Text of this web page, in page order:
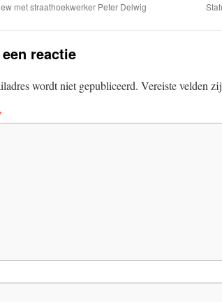
met straathoekwerker Peter Delwig
reactie
wordt niet gepubliceerd. Vereiste velden